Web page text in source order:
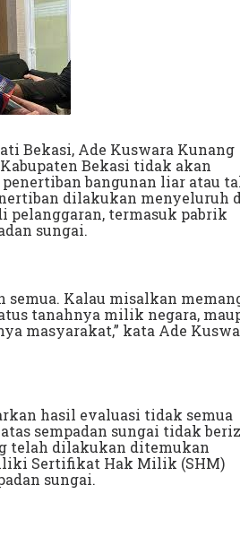
Bekasi, Ade Kuswara Kunang
Bekasi tidak akan
bangunan liar atau
dilakukan menyeluruh
pelanggaran, termasuk pabrik
sungai.
Kalau misalkan
tanahnya milik negara,
masyarakat,” kata Ade
hasil evaluasi tidak semua
sempadan sungai tidak
telah dilakukan ditemukan
Sertifikat Hak Milik (SHM)
sungai.